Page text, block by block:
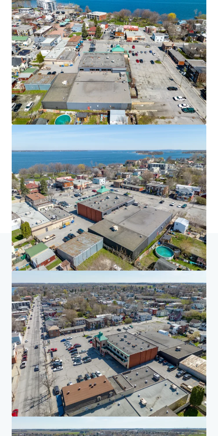
Financement JLL
Nous nous associons aux investisseurs pour structurer un
financement plus intelligent et optimiser la performance
de leur portefeuille. Contactez notre équipe pour découvrir
une meilleure voie à suivre.
Dernière mise à jourNov 11, 2025
Accueil Résultats de la recherche Multiresidential
Investor Center
Vos besoins
Entreprise
DÉCLARATION DE CONFIDENTIALITÉ
Jones Lang LaSalle (JLL), ainsi que ses différentes filiales et entités, est une société
internationale leader du conseil en immobilier d'entreprise. Nous prenons la
responsabilité de protéger avec la plus grande rigueur les informations personnelles qui
nous sont confiées. En règle générale, les informations que nous recueillons sur vous nous
les informations personnelles qui nous sont confiées, avec le niveau de sécurité approprié,